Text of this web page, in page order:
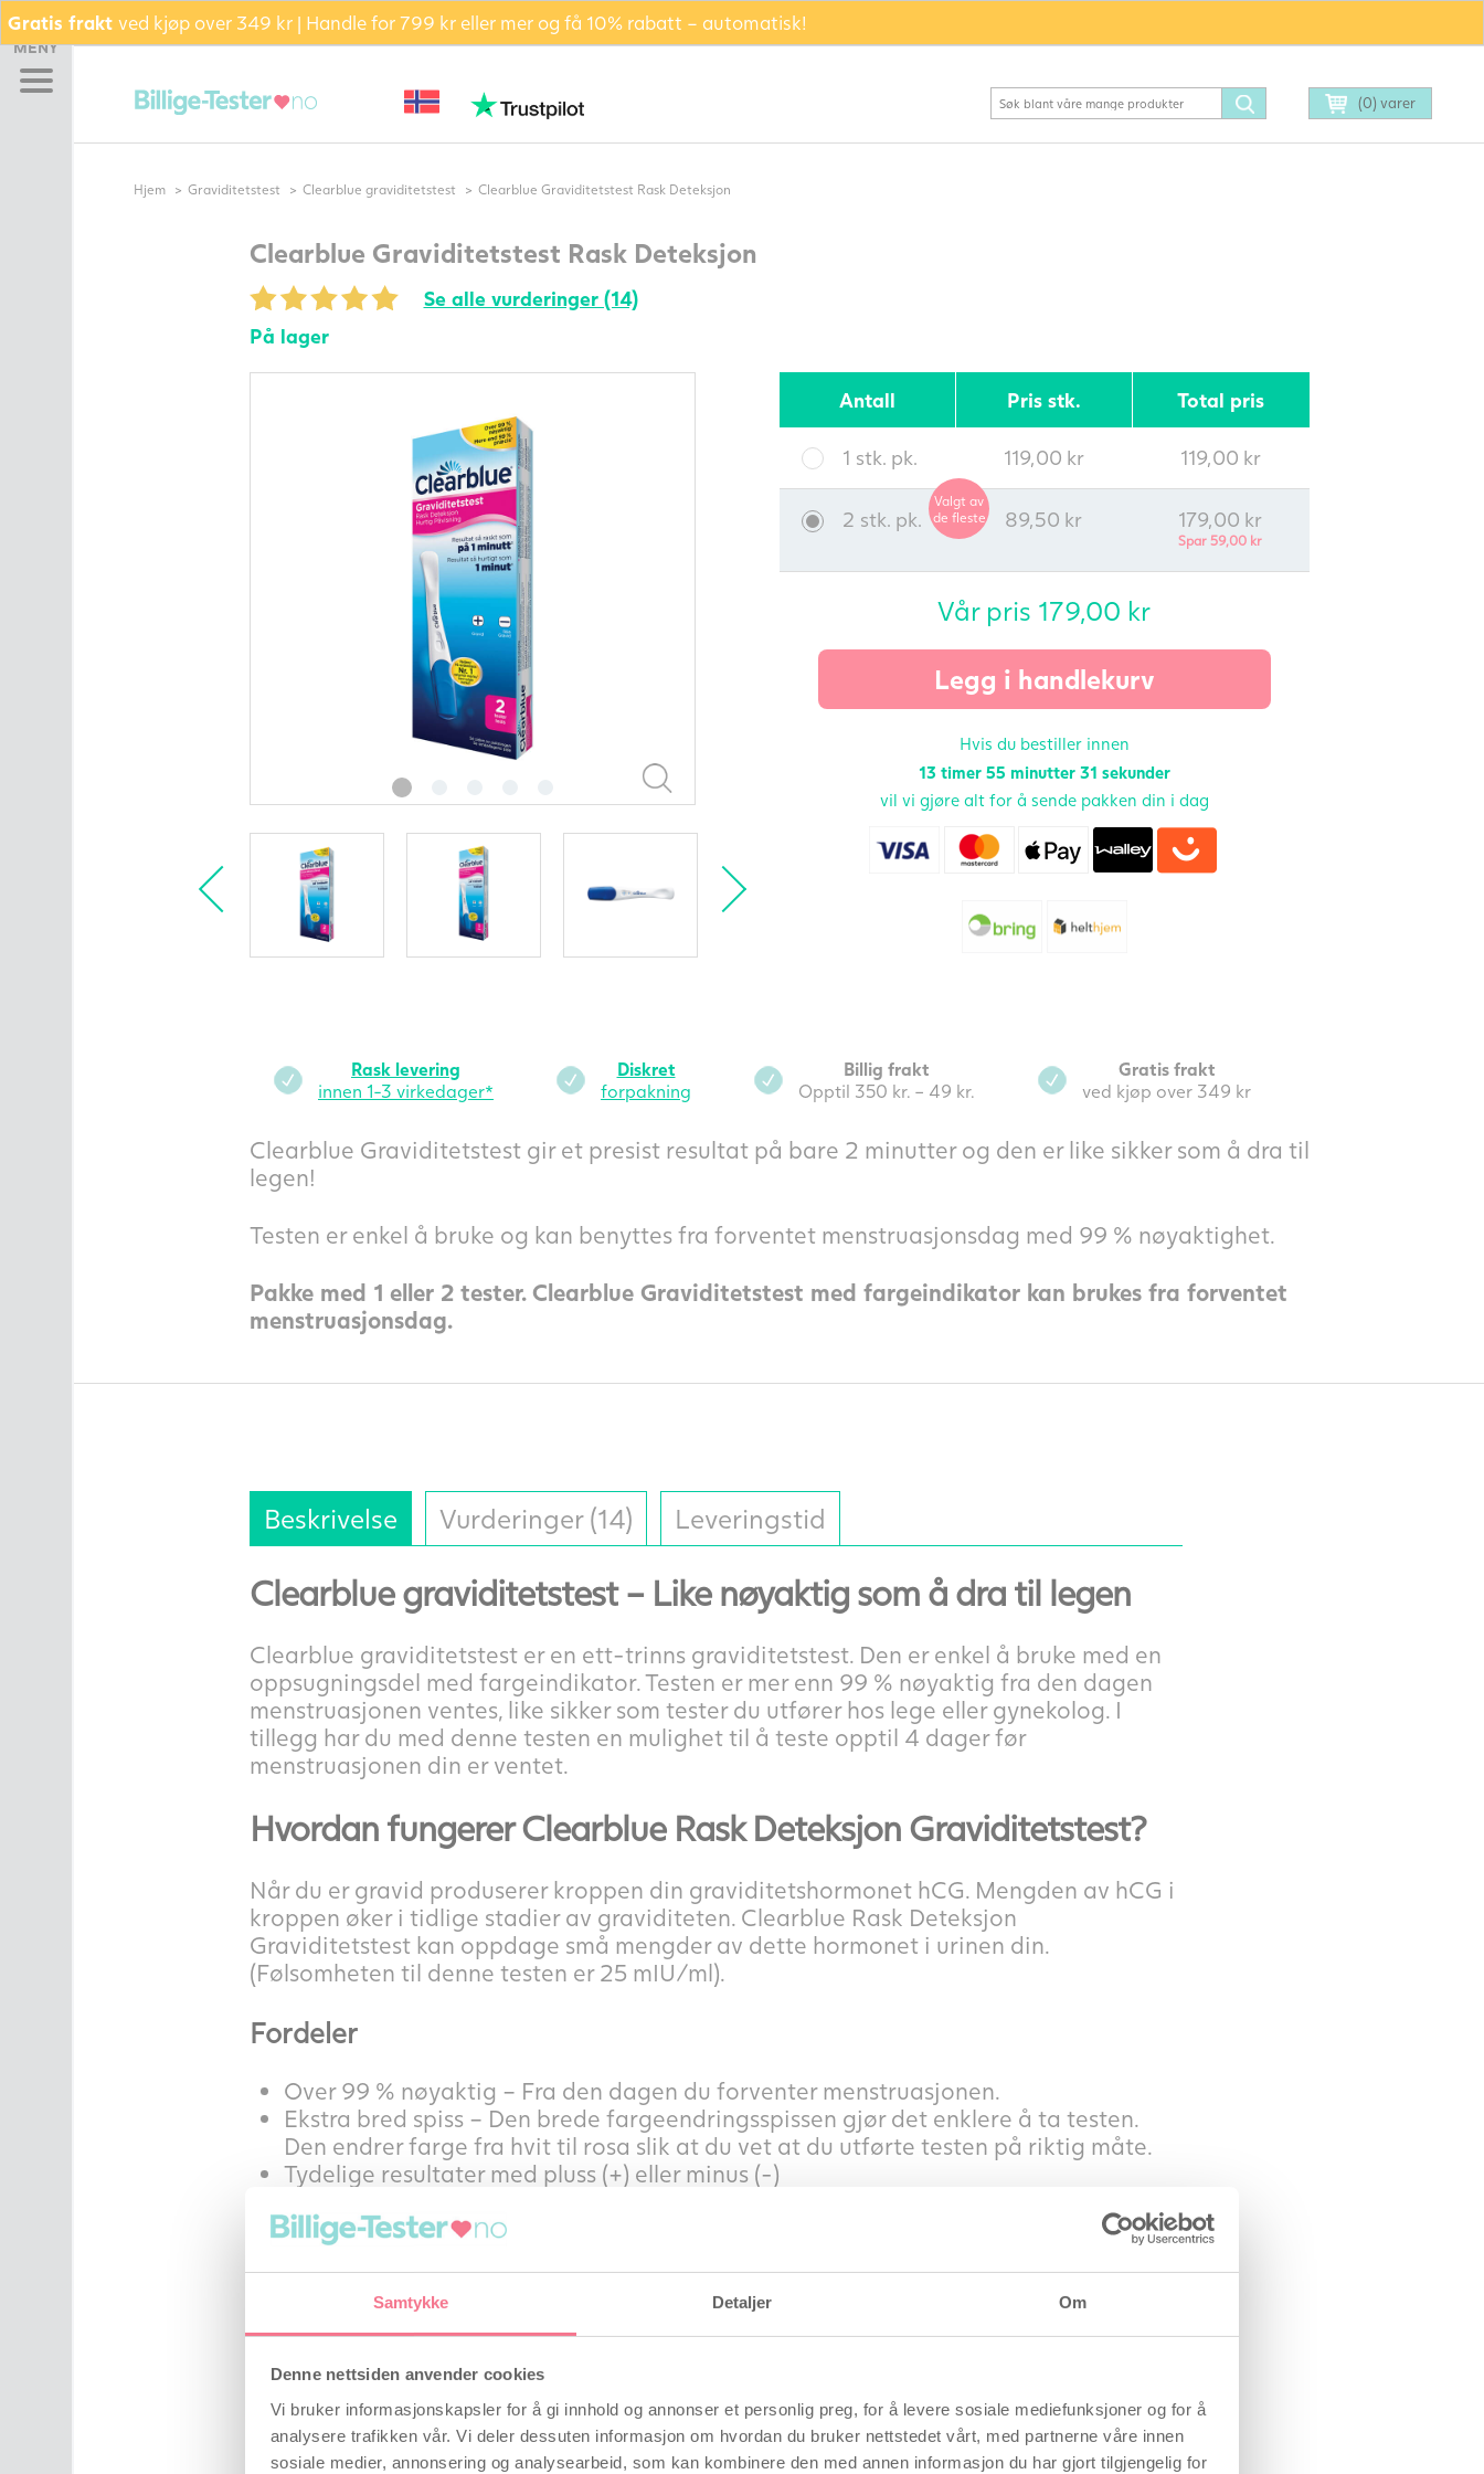
Gratis frakt ved kjøp over 349 kr | Handle for 799 kr eller mer og få 10% rabatt – automatisk!
Samtykke Detaljer Om
Denne nettsiden anvender cookies
Vi bruker informasjonskapsler for å gi innhold og annonser et personlig preg, for å levere sosiale mediefunksjoner og for å
analysere trafikken vår. Vi deler dessuten informasjon om hvordan du bruker nettstedet vårt, med partnerne våre innen
sosiale medier, annonsering og analysearbeid, som kan kombinere den med annen informasjon du har gjort tilgjengelig for
(0) varer
MENY
Hjem
Eggløsningstest
Bekreft eggløsning (PdG)
Testsett
Hjem Graviditetstest Clearblue graviditetstest Clearblue Graviditetstest Rask Deteksjon
Clearblue Graviditetstest Rask Deteksjon
Se alle vurderinger (14)
På lager
Antall Pris stk. Total pris
1 stk. pk. 119,00 kr 119,00 kr
2 stk. pk.
Valgt av
de fleste
89,50 kr 179,00 kr
Spar59,00 kr
Vår pris 179,00 kr
Legg i handlekurv
Hvis du bestiller innen
13 timer 55 minutter 30 sekunder
vil vi gjøre alt for å sende pakken din i dag
Rask levering
innen 1-3 virkedager*
Diskret
forpakning
Billig frakt
Opptil 350 kr. – 49 kr.
Gratis frakt
ved kjøp over 349 kr
Clearblue Graviditetstest gir et presist resultat på bare 2 minutter og den er like sikker som å dra til
legen!
Testen er enkel å bruke og kan benyttes fra forventet menstruasjonsdag med 99 % nøyaktighet.
Pakke med 1 eller 2 tester. Clearblue Graviditetstest med fargeindikator kan brukes fra forventet
menstruasjonsdag.
Beskrivelse Vurderinger (14) Leveringstid
Clearblue graviditetstest – Like nøyaktig som å dra til legen
Clearblue graviditetstest er en ett-trinns graviditetstest. Den er enkel å bruke med en
oppsugningsdel med fargeindikator. Testen er mer enn 99 % nøyaktig fra den dagen
menstruasjonen ventes, like sikker som tester du utfører hos lege eller gynekolog. I
tillegg har du med denne testen en mulighet til å teste opptil 4 dager før
menstruasjonen din er ventet.
Hvordan fungerer Clearblue Rask Deteksjon Graviditetstest?
Når du er gravid produserer kroppen din graviditetshormonet hCG. Mengden av hCG i
kroppen øker i tidlige stadier av graviditeten. Clearblue Rask Deteksjon
Graviditetstest kan oppdage små mengder av dette hormonet i urinen din.
(Følsomheten til denne testen er 25 mIU/ml).
Fordeler
Over 99 % nøyaktig – Fra den dagen du forventer menstruasjonen.
Ekstra bred spiss – Den brede fargeendringsspissen gjør det enklere å ta testen.
Den endrer farge fra hvit til rosa slik at du vet at du utførte testen på riktig måte.
Tydelige resultater med pluss (+) eller minus (-)
Du kan med fordel kjøpe vår Clearblue Graviditetstest i 2 stk-pakning og dermed
Clearblue graviditetstest utløpsdato 1 stk pakning: 28/02-2027
Clearblue graviditetstest utløpsdato 2 stk pakning: 30/09-2026
Clearblue – Førende innenfor fertilitet i de siste 30 år.